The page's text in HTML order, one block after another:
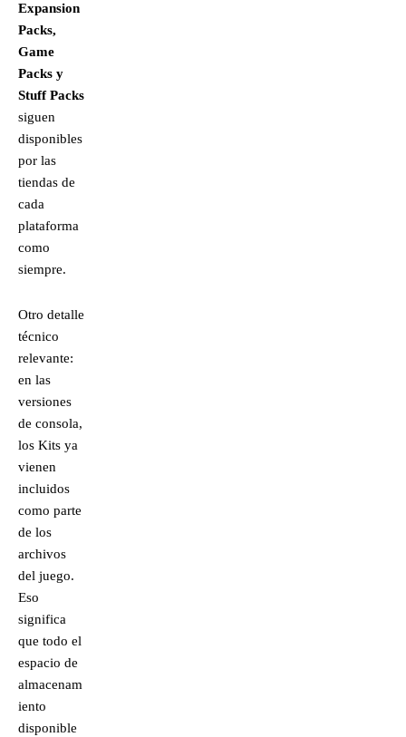
Expansion
Packs,
Game
Packs y
Stuff Packs
siguen
disponibles
por las
tiendas de
cada
plataforma
como
siempre.
Otro detalle
técnico
relevante:
en las
versiones
de consola,
los Kits ya
vienen
incluidos
como parte
de los
archivos
del juego.
Eso
significa
que todo el
espacio de
almacenam
iento
disponible